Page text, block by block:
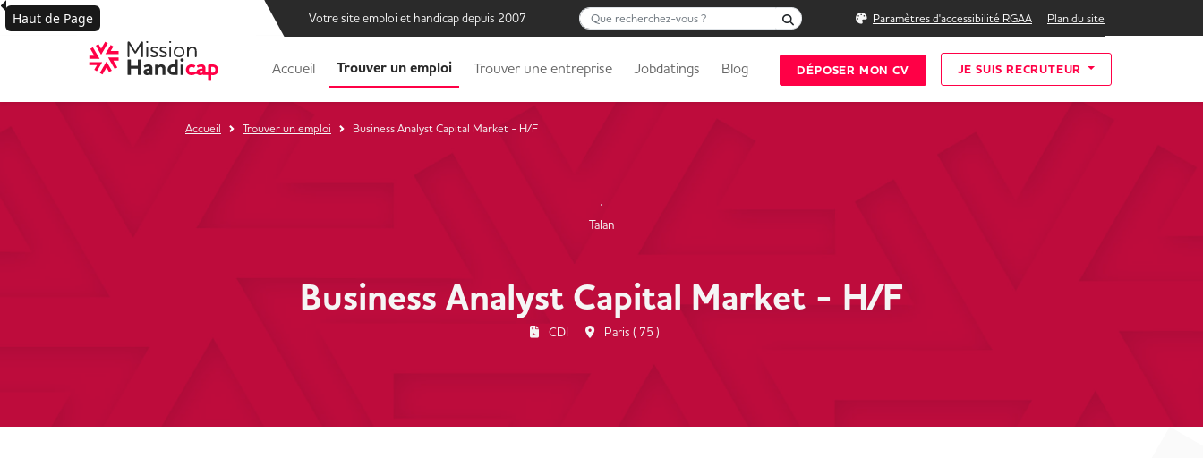
Votre site emploi et handicap depuis 2007 Que recherchez-vous ? Rechercher Paramètres d'accessibilité RGAA Plan du site
Accueil Trouver un emploi Trouver une entreprise Jobdatings Blog DÉPOSER MON CV JE SUIS RECRUTEUR
Accueil Trouver un emploi Business Analyst Capital Market - H/F
Talan
Business Analyst Capital Market - H/F
CDI Paris ( 75 )
Haut de Page